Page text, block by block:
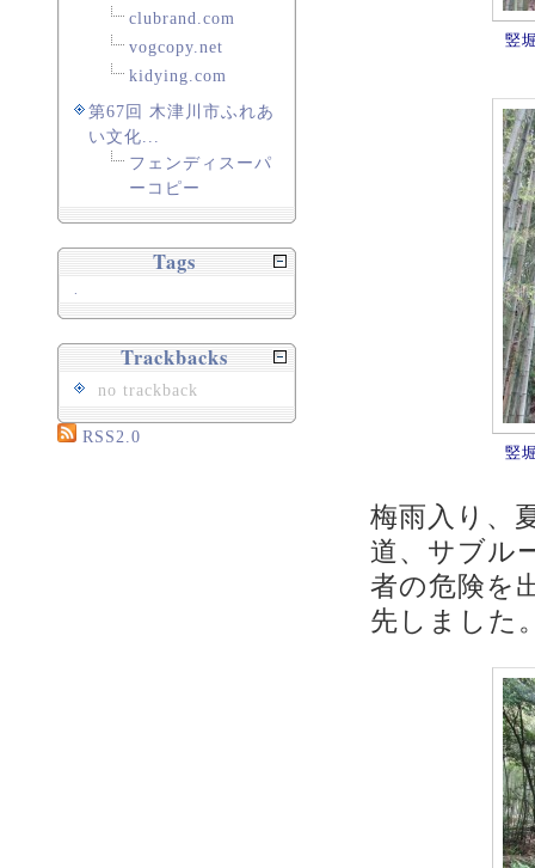
竪
竪
梅雨入り、
道、サブル
者の危険を
先しました
clubrand.com
vogcopy.net
kidying.com
第67回 木津川市ふれあ
い文化...
フェンディスーパ
ーコピー
Tags
Trackbacks
no trackback
RSS2.0